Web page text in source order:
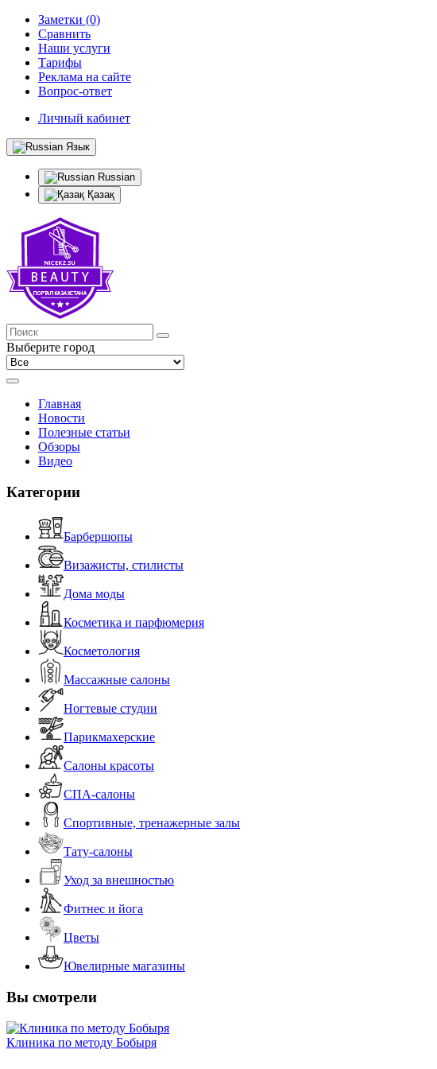
Заметки (0)
Сравнить
Наши услуги
Тарифы
Реклама на сайте
Вопрос-ответ
Личный кабинет
Язык
Russian
Қазақ
Выберите город
Главная
Новости
Полезные статьи
Обзоры
Видео
Категории
Барбершопы
Визажисты, стилисты
Дома моды
Косметика и парфюмерия
Косметология
Массажные салоны
Ногтевые студии
Парикмахерские
Салоны красоты
СПА-салоны
Спортивные, тренажерные залы
Тату-салоны
Уход за внешностью
Фитнес и йога
Цветы
Ювелирные магазины
Вы смотрели
Клиника по методу Бобыря